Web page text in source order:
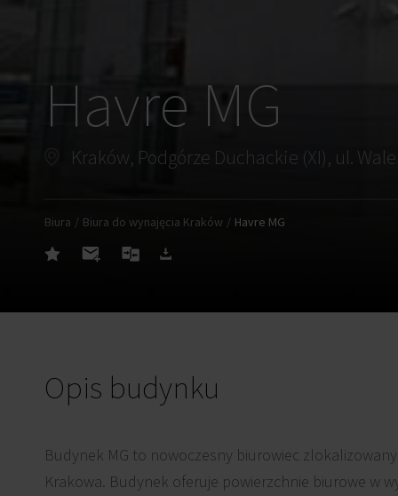
Havre MG
Biura Biura do wynajęcia Kraków Havre MG
Opis budynku
Budynek MG to nowoczesny biurowiec
Krakowa. Budynek oferuje powierzchnie biurowe w